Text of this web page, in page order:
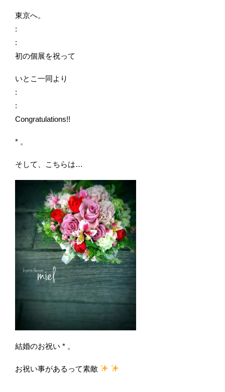
東京へ。
:
:
初の個展を祝って
いとこ一同より
:
:
Congratulations!!
* 。
そして、こちらは…
結婚のお祝い * 。
お祝い事があるって素敵